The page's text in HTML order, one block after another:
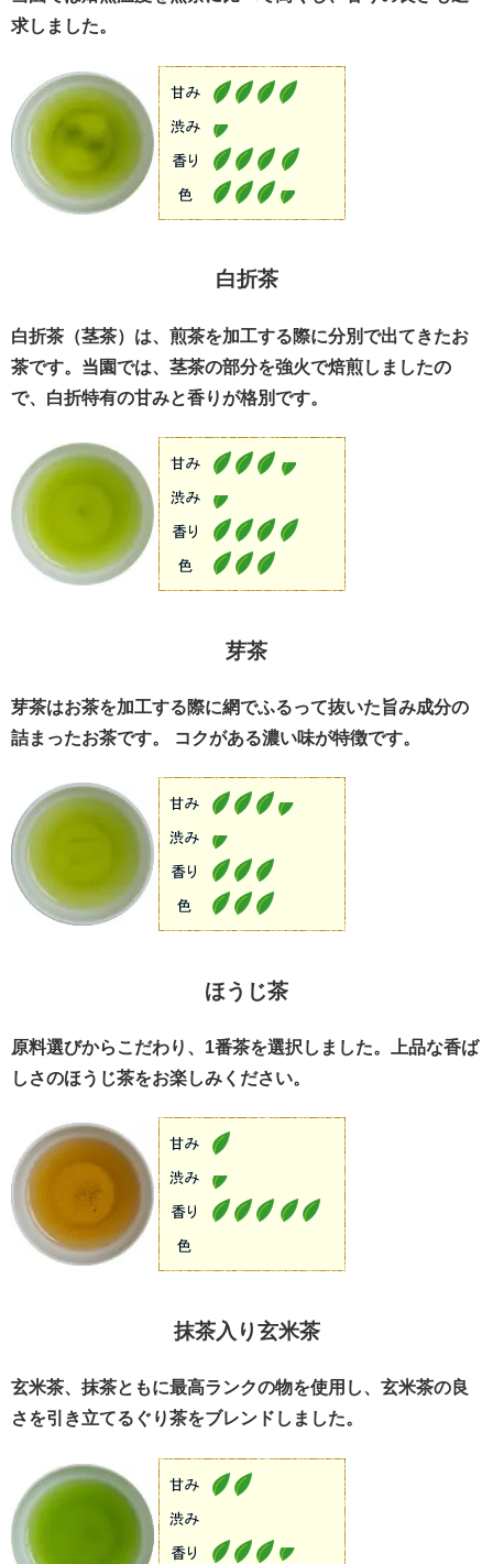
求しました。
白折茶
白折茶（茎茶）は、煎茶を加工する際に分別で出てきたお
茶です。当園では、茎茶の部分を強火で焙煎しましたの
で、白折特有の甘みと香りが格別です。
芽茶
芽茶はお茶を加工する際に網でふるって抜いた旨み成分の
詰まったお茶です。 コクがある濃い味が特徴です。
ほうじ茶
原料選びからこだわり、1番茶を選択しました。上品な香ば
しさのほうじ茶をお楽しみください。
抹茶入り玄米茶
玄米茶、抹茶ともに最高ランクの物を使用し、玄米茶の良
さを引き立てるぐり茶をブレンドしました。